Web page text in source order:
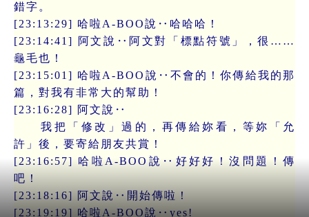
錯字。
[23:13:29] 哈啦A-BOO說‥哈哈哈！
[23:14:41] 阿文說‥阿文對「標點符號」，很……
龜毛也！
[23:15:01] 哈啦A-BOO說‥不會的！你傳給我的那
篇，對我有非常大的幫助！
[23:16:28] 阿文說‥
我把「修改」過的，再傳給妳看，等妳「允
許」後，要寄給朋友共賞！
[23:16:57] 哈啦A-BOO說‥好好好！沒問題！傳
吧！
[23:18:16] 阿文說‥開始傳啦！
[23:19:19] 哈啦A-BOO說‥yes!